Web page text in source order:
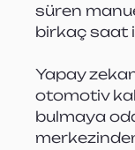
süren
birkaç saat
Yapay
otomotiv
bulmaya